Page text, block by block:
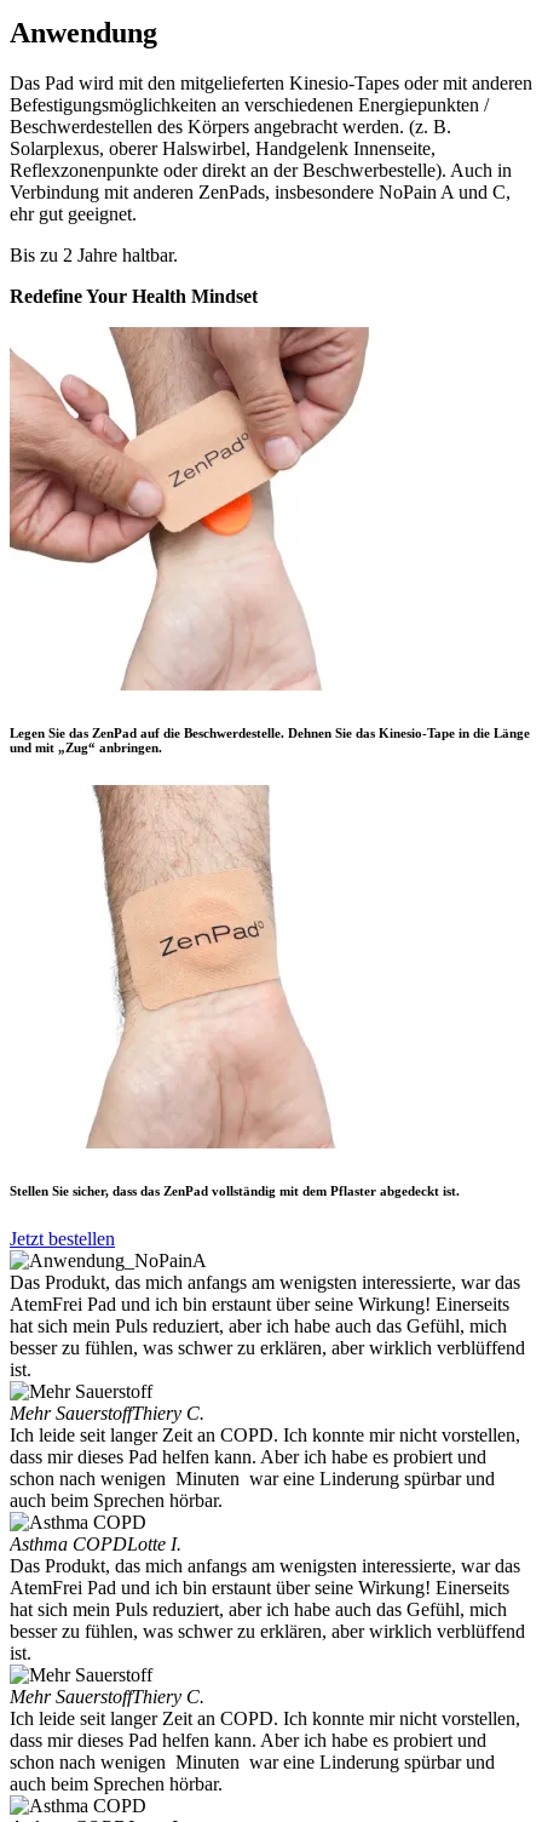
Anwendung
Das Pad wird mit den mitgelieferten Kinesio-Tapes oder mit anderen
Befestigungsmöglichkeiten an verschiedenen Energiepunkten /
Beschwerdestellen des Körpers angebracht werden. (z. B.
Solarplexus, oberer Halswirbel, Handgelenk Innenseite,
Reflexzonenpunkte oder direkt an der Beschwerbestelle). Auch in
Verbindung mit anderen ZenPads, insbesondere NoPain A und C,
ehr gut geeignet.
Bis zu 2 Jahre haltbar.
Redefine Your Health Mindset
Legen Sie das ZenPad auf die Beschwerdestelle. Dehnen Sie das Kinesio-Tape in die Länge
und mit „Zug“ anbringen.
Stellen Sie sicher, dass das ZenPad vollständig mit dem Pflaster abgedeckt ist.
Jetzt bestellen
Das Produkt, das mich anfangs am wenigsten interessierte, war das
AtemFrei Pad und ich bin erstaunt über seine Wirkung! Einerseits
hat sich mein Puls reduziert, aber ich habe auch das Gefühl, mich
besser zu fühlen, was schwer zu erklären, aber wirklich verblüffend
ist.
Mehr SauerstoffThiery C.
Ich leide seit langer Zeit an COPD. Ich konnte mir nicht vorstellen,
dass mir dieses Pad helfen kann. Aber ich habe es probiert und
schon nach wenigen Minuten war eine Linderung spürbar und
auch beim Sprechen hörbar.
Asthma COPDLotte I.
Das Produkt, das mich anfangs am wenigsten interessierte, war das
AtemFrei Pad und ich bin erstaunt über seine Wirkung! Einerseits
hat sich mein Puls reduziert, aber ich habe auch das Gefühl, mich
besser zu fühlen, was schwer zu erklären, aber wirklich verblüffend
ist.
Mehr SauerstoffThiery C.
Ich leide seit langer Zeit an COPD. Ich konnte mir nicht vorstellen,
dass mir dieses Pad helfen kann. Aber ich habe es probiert und
schon nach wenigen Minuten war eine Linderung spürbar und
auch beim Sprechen hörbar.